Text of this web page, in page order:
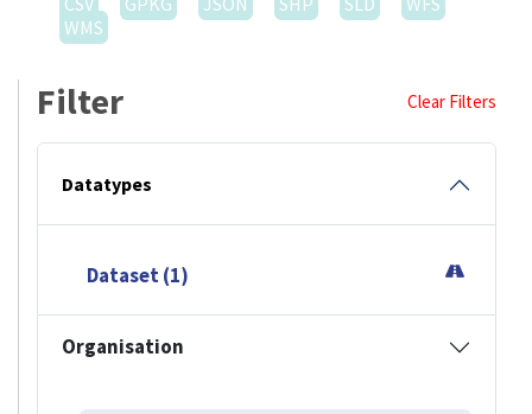
WMS
Filter Clear Filters
Datatypes
Dataset (1)
Organisation